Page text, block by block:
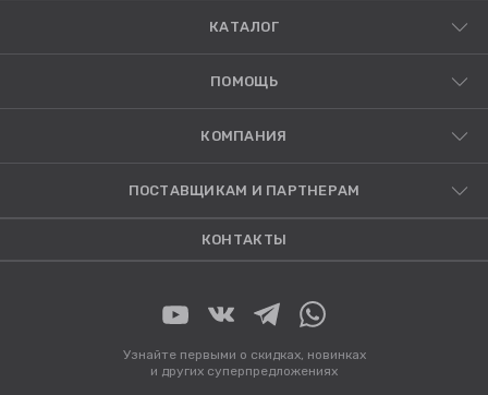
КАТАЛОГ
ПОМОЩЬ
КОМПАНИЯ
ПОСТАВЩИКАМ И ПАРТНЕРАМ
КОНТАКТЫ
Узнайте первыми о скидках, новинках
и других суперпредложениях